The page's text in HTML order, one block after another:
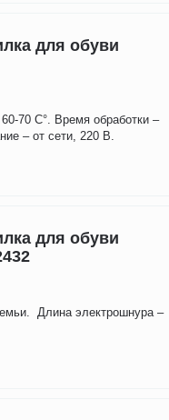
для обуви
70 С°. Время обработки –
– от сети, 220 В.
для обуви
Длина электрошнура –